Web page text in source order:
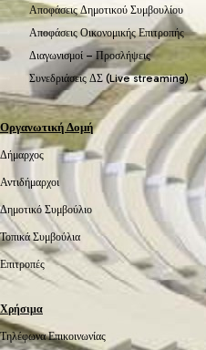
Αποφάσεις Δημοτικού Συμβουλίου
Αποφάσεις Οικονομικής Επιτροπής
Διαγωνισμοί – Προσλήψεις
Συνεδριάσεις ΔΣ (Live streaming)
Οργανωτική Δομή
Δήμαρχος
Αντιδήμαρχοι
Δημοτικό Συμβούλιο
Τοπικά Συμβούλια
Επιτροπές
Χρήσιμα
Τηλέφωνα Επικοινωνίας